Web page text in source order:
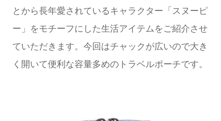
とから長年愛されているキャラクター「スヌーピ
ー」をモチーフにした生活アイテムをご紹介させ
ていただきます。今回はチャックが広いので大き
く開いて便利な容量多めのトラベルポーチです。